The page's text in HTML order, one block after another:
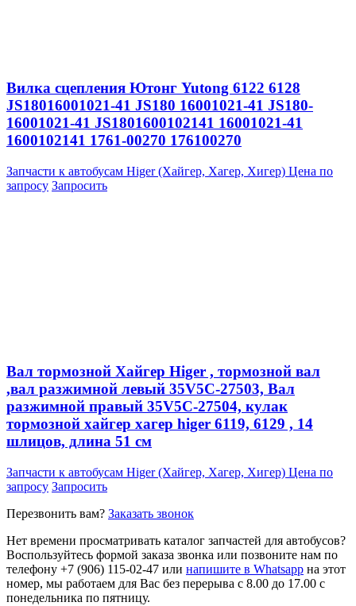
Вилка сцепления Ютонг Yutong 6122 6128
JS18016001021-41 JS180 16001021-41 JS180-
16001021-41 JS1801600102141 16001021-41
1600102141 1761-00270 176100270
Запчасти к автобусам Higer (Хайгер, Хагер, Хигер) Цена по
запросу Запросить
Вал тормозной Хайгер Higer , тормозной вал
,вал разжимной левый 35V5C-27503, Вал
разжимной правый 35V5C-27504, кулак
тормозной хайгер хагер higer 6119, 6129 , 14
шлицов, длина 51 см
Запчасти к автобусам Higer (Хайгер, Хагер, Хигер) Цена по
запросу Запросить
Перезвонить вам? Заказать звонок
Нет времени просматривать каталог запчастей для автобусов?
Воспользуйтесь формой заказа звонка или позвоните нам по
телефону +7 (906) 115-02-47 или напишите в Whatsapp на этот
номер, мы работаем для Вас без перерыва с 8.00 до 17.00 с
понедельника по пятницу.